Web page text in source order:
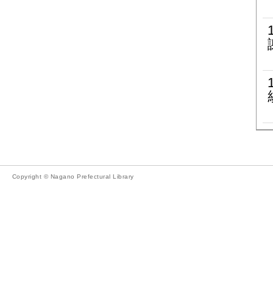
Copyright © Nagano Prefectural Library